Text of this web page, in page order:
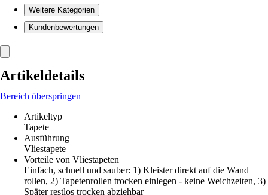
Weitere Kategorien
Kundenbewertungen
Artikeldetails
Bereich überspringen
Artikeltyp
Tapete
Ausführung
Vliestapete
Vorteile von Vliestapeten
Einfach, schnell und sauber: 1) Kleister direkt auf die Wand
rollen, 2) Tapetenrollen trocken einlegen - keine Weichzeiten, 3)
Später restlos trocken abziehbar